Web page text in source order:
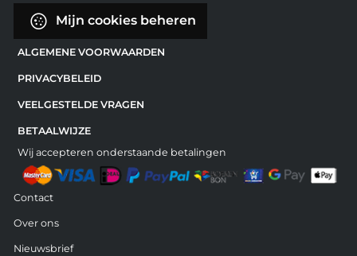
Mijn cookies beheren
ALGEMENE VOORWAARDEN
PRIVACYBELEID
VEELGESTELDE VRAGEN
BETAALWIJZE
Wij accepteren onderstaande betalingen
Contact
Over ons
Nieuwsbrief